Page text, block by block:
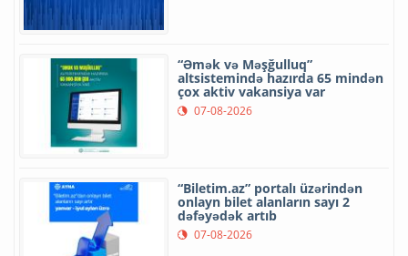
“Əmək və Məşğulluq”
altsistemində hazırda 65 mindən
çox aktiv vakansiya var
07-08-2026
“Biletim.az” portalı üzərindən
onlayn bilet alanların sayı 2
dəfəyədək artıb
07-08-2026